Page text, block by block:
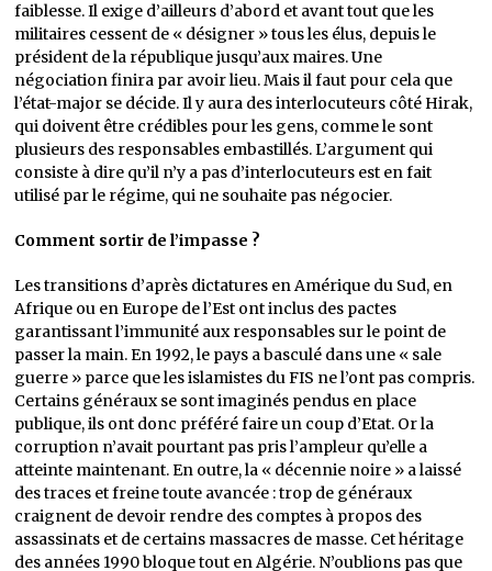
faiblesse. Il exige d’ailleurs d’abord et avant tout que les
militaires cessent de « désigner » tous les élus, depuis le
président de la république jusqu’aux maires. Une
négociation finira par avoir lieu. Mais il faut pour cela que
l’état-major se décide. Il y aura des interlocuteurs côté Hirak,
qui doivent être crédibles pour les gens, comme le sont
plusieurs des responsables embastillés. L’argument qui
consiste à dire qu’il n’y a pas d’interlocuteurs est en fait
utilisé par le régime, qui ne souhaite pas négocier.
Comment sortir de l’impasse ?
Les transitions d’après dictatures en Amérique du Sud, en
Afrique ou en Europe de l’Est ont inclus des pactes
garantissant l’immunité aux responsables sur le point de
passer la main. En 1992, le pays a basculé dans une « sale
guerre » parce que les islamistes du FIS ne l’ont pas compris.
Certains généraux se sont imaginés pendus en place
publique, ils ont donc préféré faire un coup d’Etat. Or la
corruption n’avait pourtant pas pris l’ampleur qu’elle a
atteinte maintenant. En outre, la « décennie noire » a laissé
des traces et freine toute avancée : trop de généraux
craignent de devoir rendre des comptes à propos des
assassinats et de certains massacres de masse. Cet héritage
des années 1990 bloque tout en Algérie. N’oublions pas que